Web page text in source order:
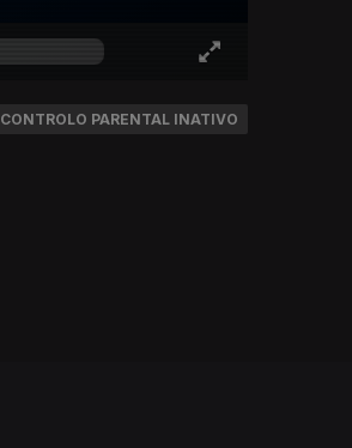
CONTROLO PARENTAL INATIVO